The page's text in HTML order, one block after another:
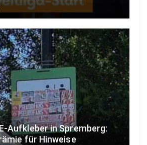
Aufkleber in Spremberg:
für Hinweise